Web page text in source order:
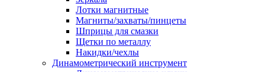
Лотки магнитные
Магниты/захваты/пинцеты
Шприцы для смазки
Щетки по металлу
Накидки/чехлы
Динамометрический инструмент